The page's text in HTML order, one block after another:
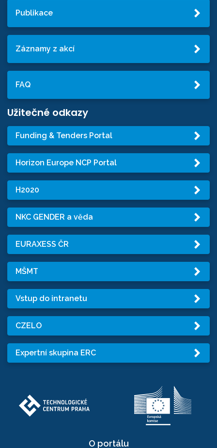
Publikace
Záznamy z akcí
FAQ
Užitečné odkazy
Funding & Tenders Portal
Horizon Europe NCP Portal
H2020
NKC GENDER a věda
EURAXESS ČR
MŠMT
Vstup do intranetu
CZELO
Expertní skupina ERC
O portálu